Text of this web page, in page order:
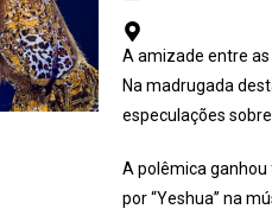
A amizade entre
Na madrugada
especulações
A polêmica ganhou
por “Yeshua” na